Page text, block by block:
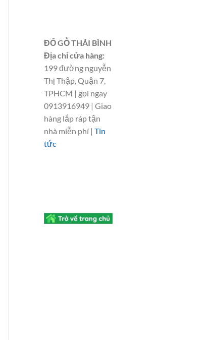
ĐỔ GỖ THÁI BÌNH
Địa chỉ cửa hàng:
199 đường nguyễn
Thị Thập, Quận 7,
TPHCM | gọi ngay
0913916949 | Giao
hàng lắp ráp tận
nhà miễn phí | Tin
tức